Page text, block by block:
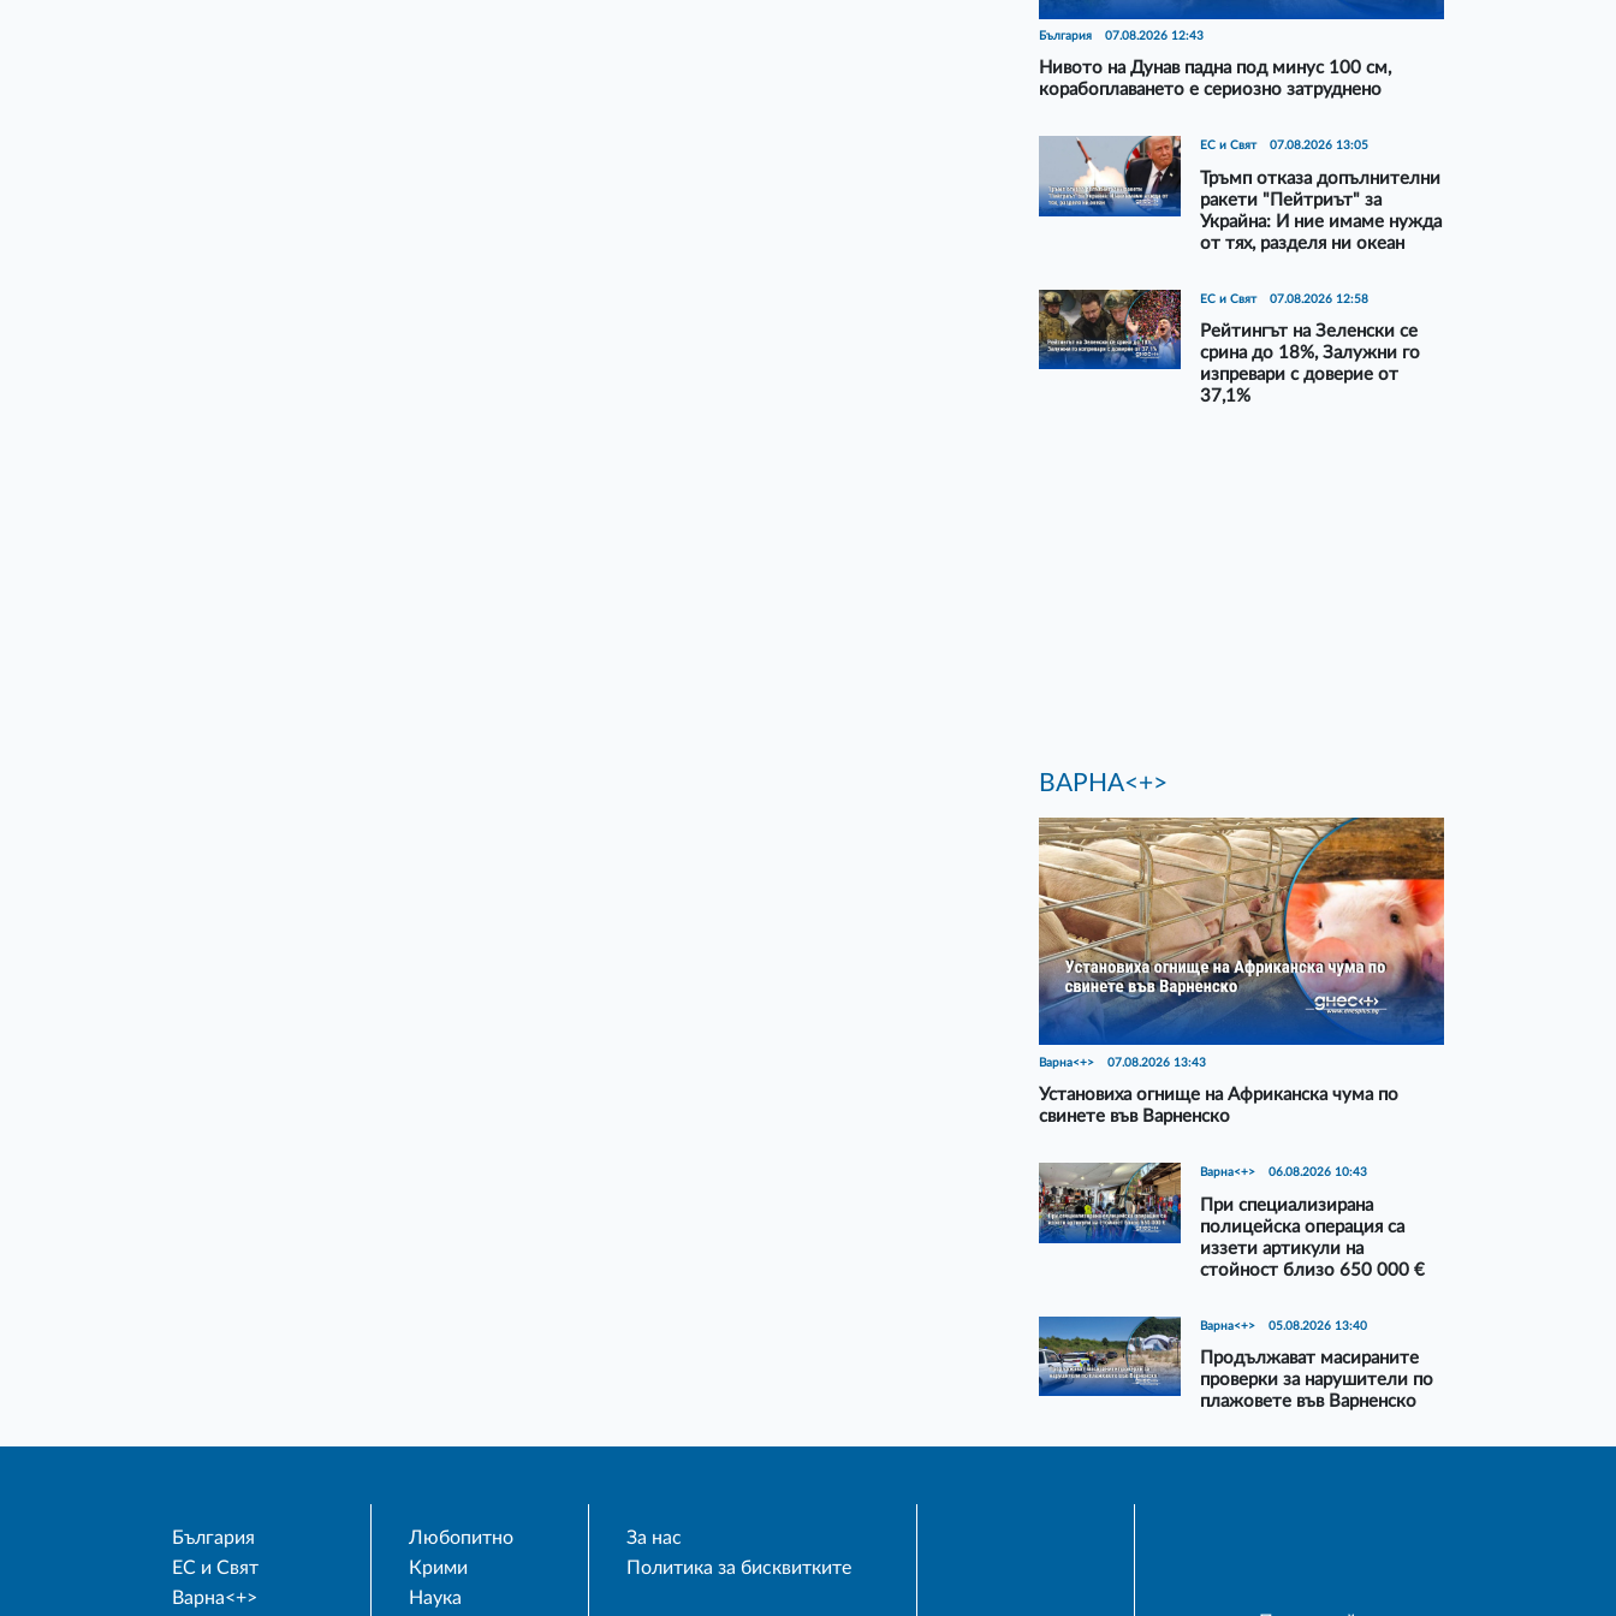
България 07.08.2026 12:43
Нивото на Дунав падна под минус 100 см,
корабоплаването е сериозно затруднено
ЕС и Свят 07.08.2026 13:05
Тръмп отказа допълнителни
ракети "Пейтриът" за
Украйна: И ние имаме нужда
от тях, разделя ни океан
ЕС и Свят 07.08.2026 12:58
Рейтингът на Зеленски се
срина до 18%, Залужни го
изпревари с доверие от
37,1%
ВАРНА<+>
Варна<+> 07.08.2026 13:43
Установиха огнище на Африканска чума по
свинете във Варненско
Варна<+> 06.08.2026 10:43
При специализирана
полицейска операция са
иззети артикули на
стойност близо 650 000 €
Варна<+> 05.08.2026 13:40
Продължават масираните
проверки за нарушители по
плажовете във Варненско
България
ЕС и Свят
Варна<+>
Любопитно
Крими
Наука
За нас
Политика за бисквитките